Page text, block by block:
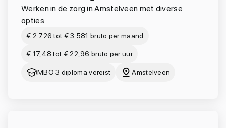
Werken in de zorg in Amstelveen met diverse
opties
€ 2.726 tot € 3.581 bruto per maand
€ 17,48 tot € 22,96 bruto per uur
MBO 3 diploma vereist Amstelveen